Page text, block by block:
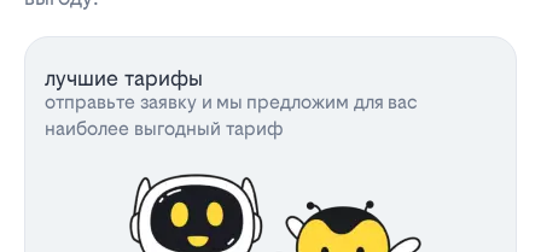
лучшие тарифы
отправьте заявку и мы предложим для вас
наиболее выгодный тариф